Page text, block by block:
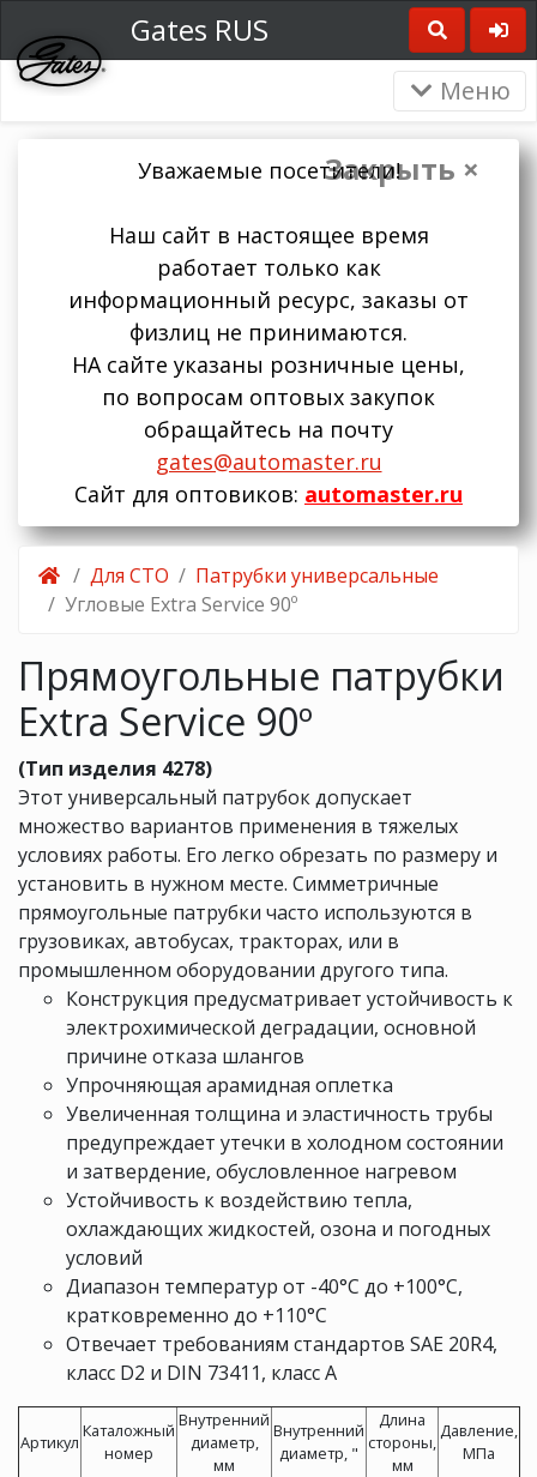
Gates RUS
Меню
Закрыть ×
Уважаемые посетители!
Наш сайт в настоящее время
работает только как
информационный ресурс, заказы от
физлиц не принимаются.
НА сайте указаны розничные цены,
по вопросам оптовых закупок
обращайтесь на почту
gates@automaster.ru
Сайт для оптовиков: automaster.ru
Для СТО
Патрубки универсальные
Угловые Extra Service 90º
Прямоугольные патрубки
Extra Service 90º
(Тип изделия 4278)
Этот универсальный патрубок допускает
множество вариантов применения в тяжелых
условиях работы. Его легко обрезать по размеру и
установить в нужном месте. Симметричные
прямоугольные патрубки часто используются в
грузовиках, автобусах, тракторах, или в
промышленном оборудовании другого типа.
Конструкция предусматривает устойчивость к
электрохимической деградации, основной
причине отказа шлангов
Упрочняющая арамидная оплетка
Увеличенная толщина и эластичность трубы
предупреждает утечки в холодном состоянии
и затвердение, обусловленное нагревом
Устойчивость к воздействию тепла,
охлаждающих жидкостей, озона и погодных
условий
Диапазон температур от -40°C до +100°C,
кратковременно до +110°C
Отвечает требованиям стандартов SAE 20R4,
класс D2 и DIN 73411, класс A
Артикул
Каталожный
номер
Внутренний
диаметр,
мм
Внутренний
диаметр, "
Длина
стороны,
мм
Давление,
МПа